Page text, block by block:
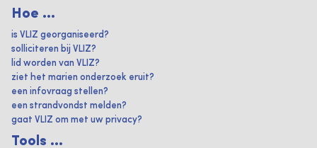
Hoe ...
is VLIZ georganiseerd?
solliciteren bij VLIZ?
lid worden van VLIZ?
ziet het marien onderzoek eruit?
een infovraag stellen?
een strandvondst melden?
gaat VLIZ om met uw privacy?
Tools ...